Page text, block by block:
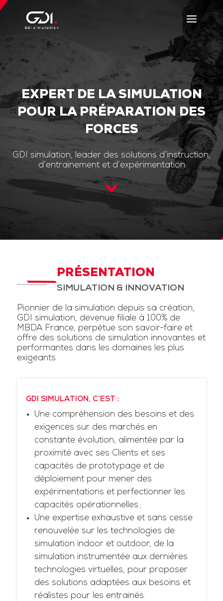
EXPERT DE LA SIMULATION
POUR LA PRÉPARATION DES
FORCES
GDI simulation, leader des solutions d’instruction,
d’entrainement et d’expérimentation
PRÉSENTATION
SIMULATION & INNOVATION
Pionnier de la simulation depuis sa création,
GDI simulation, devenue filiale à 100% de
MBDA France, perpétue son savoir-faire et
offre des solutions de simulation innovantes et
performantes dans les domaines les plus
exigeants.
GDI SIMULATION, C’EST :
Une compréhension des besoins et des
exigences sur des marchés en
constante évolution, alimentée par la
proximité avec ses Clients et ses
capacités de prototypage et de
déploiement pour mener des
expérimentations et perfectionner les
capacités opérationnelles ;
Une expertise exhaustive et sans cesse
renouvelée sur les technologies de
simulation indoor et outdoor, de la
simulation instrumentée aux dernières
technologies virtuelles, pour proposer
des solutions adaptées aux besoins et
réalistes pour les entrainés.